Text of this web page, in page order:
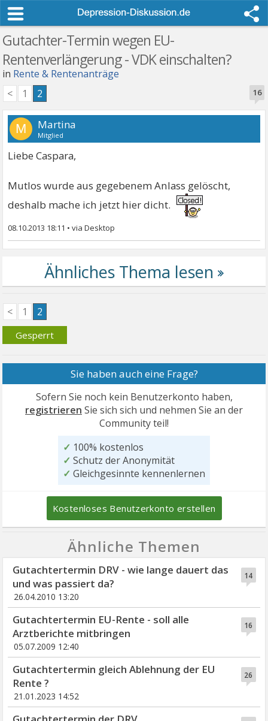
Gutachter-Termin wegen EU-
Rentenverlängerung - VDK einschalten?
in Rente & Rentenanträge
16
< 1 2
M Martina
Mitglied
Liebe Caspara,
Mutlos wurde aus gegebenem Anlass gelöscht,
deshalb mache ich jetzt hier dicht.
08.10.2013 18:11 •
< 1 2
Gesperrt
Sie haben auch eine Frage?
Sofern Sie noch kein Benutzerkonto haben,
registrieren Sie sich sich und nehmen Sie an der
Community teil!
✓ 100% kostenlos
✓ Schutz der Anonymität
✓ Gleichgesinnte kennenlernen
Kostenloses Benutzerkonto erstellen
Ähnliche Themen
14
Gutachtertermin DRV - wie lange dauert das
und was passiert da?
26.04.2010 13:20
16
Gutachtertermin EU-Rente - soll alle
Arztberichte mitbringen
05.07.2009 12:40
26
Gutachtertermin gleich Ablehnung der EU
Rente ?
21.01.2023 14:52